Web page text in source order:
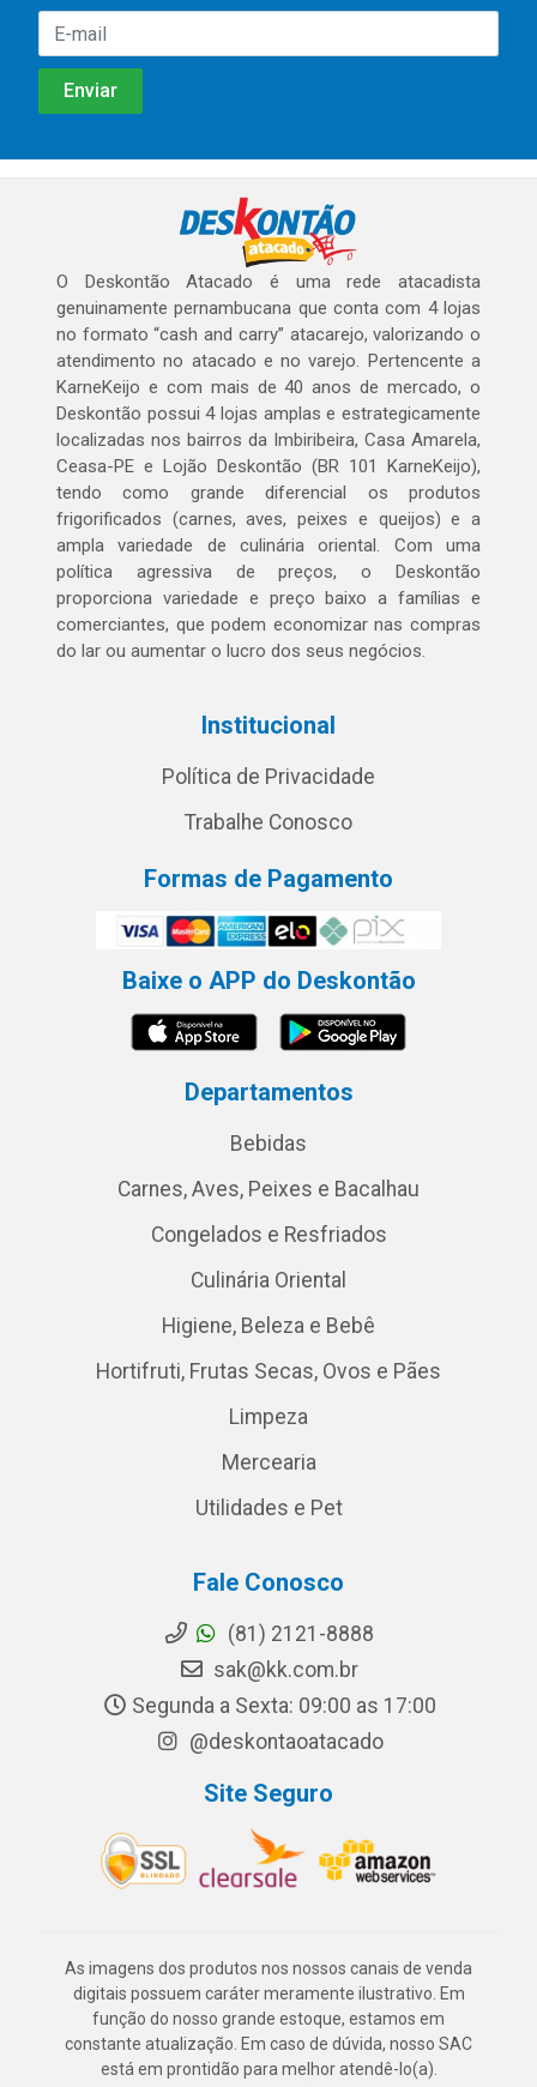
O Deskontão Atacado é uma rede atacadista
genuinamente pernambucana que conta com 4 lojas
no formato “cash and carry” atacarejo, valorizando o
atendimento no atacado e no varejo. Pertencente a
KarneKeijo e com mais de 40 anos de mercado, o
Deskontão possui 4 lojas amplas e estrategicamente
localizadas nos bairros da Imbiribeira, Casa Amarela,
Ceasa-PE e Lojão Deskontão (BR 101 KarneKeijo),
tendo como grande diferencial os produtos
frigorificados (carnes, aves, peixes e queijos) e a
ampla variedade de culinária oriental. Com uma
política agressiva de preços, o Deskontão
proporciona variedade e preço baixo a famílias e
comerciantes, que podem economizar nas compras
do lar ou aumentar o lucro dos seus negócios.
Institucional
Política de Privacidade
Trabalhe Conosco
Formas de Pagamento
Baixe o APP do Deskontão
Departamentos
Bebidas
Carnes, Aves, Peixes e Bacalhau
Congelados e Resfriados
Culinária Oriental
Higiene, Beleza e Bebê
Hortifruti, Frutas Secas, Ovos e Pães
Limpeza
Mercearia
Utilidades e Pet
Fale Conosco
(81) 2121-8888
sak@kk.com.br
Segunda a Sexta: 09:00 as 17:00
@deskontaoatacado
Site Seguro
As imagens dos produtos nos nossos canais de venda
digitais possuem caráter meramente ilustrativo. Em
função do nosso grande estoque, estamos em
constante atualização. Em caso de dúvida, nosso SAC
está em prontidão para melhor atendê-lo(a).